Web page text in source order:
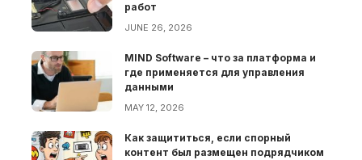
работ
JUNE 26, 2026
MIND Software – что за платформа и
где применяется для управления
данными
MAY 12, 2026
Как защититься, если спорный
контент был размещен подрядчиком